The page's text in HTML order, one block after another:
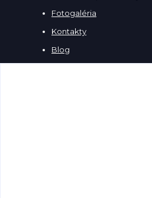
Fotogaléria
Kontakty
Blog